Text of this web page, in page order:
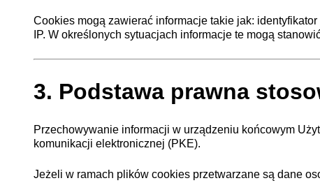
Cookies mogą zawierać informacje takie jak:
IP. W określonych sytuacjach informacje te mogą
3. Podstawa prawna
Przechowywanie informacji w urządzeniu końcowym
komunikacji elektronicznej (PKE).
Jeżeli w ramach plików cookies przetwarzane są dane